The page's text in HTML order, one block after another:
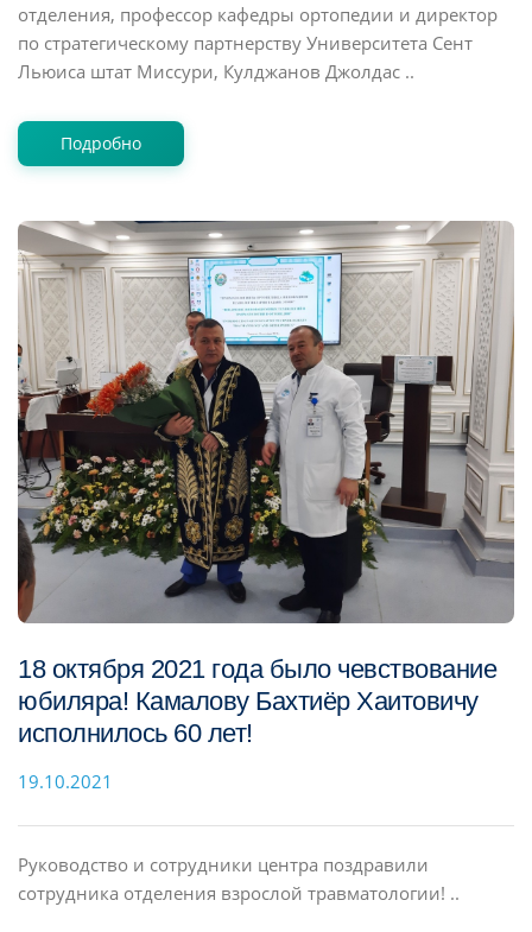
отделения, профессор кафедры ортопедии и директор
по стратегическому партнерству Университета Сент
Льюиса штат Миссури, Кулджанов Джолдас ..
Подробно
18 октября 2021 года было чевствование
юбиляра! Камалову Бахтиёр Хаитовичу
исполнилось 60 лет!
19.10.2021
Руководство и сотрудники центра поздравили
сотрудника отделения взрослой травматологии! ..